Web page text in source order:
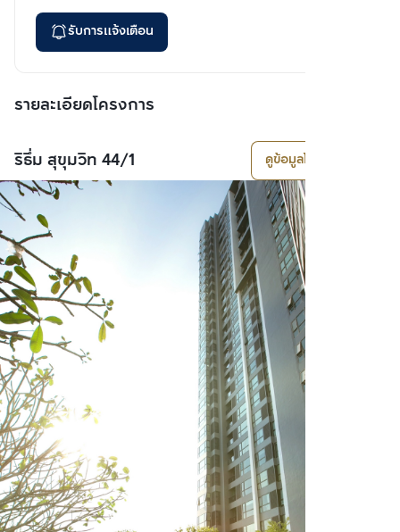
รับการแจ้งเตือน
รายละเอียดโครงการ
ริธึ่ม สุขุมวิท 44/1 ดูข้อมูลโครงการ